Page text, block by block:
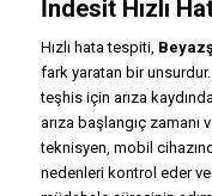
İndesit Hızlı
Hızlı hata tespiti,
fark yaratan bir unsurdur.
teşhis için arıza
arıza başlangıç zamanı
teknisyen, mobil
nedenleri kontrol eder